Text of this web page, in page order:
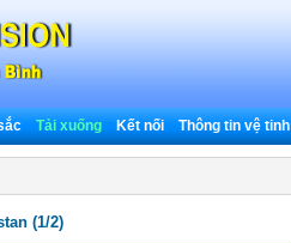
Tải xuống Kết nối Thông tin vệ tinh
(1/2)